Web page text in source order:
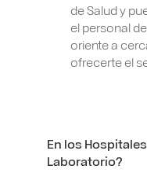
de Salud y
el personal
oriente a
ofrecerte el
En los
Laboratorio?